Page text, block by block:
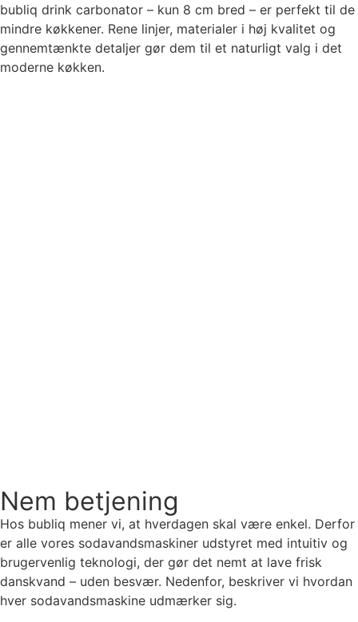
bubliq drink carbonator – kun 8 cm bred – er perfekt til de
mindre køkkener. Rene linjer, materialer i høj kvalitet og
gennemtænkte detaljer gør dem til et naturligt valg i det
moderne køkken.
Nem betjening
Hos bubliq mener vi, at hverdagen skal være enkel. Derfor
er alle vores sodavandsmaskiner udstyret med intuitiv og
brugervenlig teknologi, der gør det nemt at lave frisk
danskvand – uden besvær. Nedenfor, beskriver vi hvordan
hver sodavandsmaskine udmærker sig.